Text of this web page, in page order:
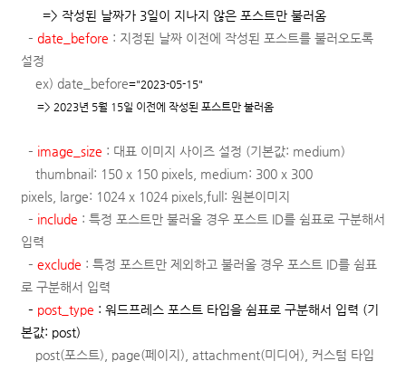
=> 작성된 날짜가 3일이 지나지 않은 포스트만 불러옴
– date_before : 지정된 날짜 이전에 작성된 포스트를 불러오도록
설정
ex) date_before="2023-05-15"
=> 2023년 5월 15일 이전에 작성된 포스트만 불러옴
– image_size : 대표 이미지 사이즈 설정 (기본값: medium)
thumbnail: 150 x 150 pixels, medium: 300 x 300
pixels,
large: 1024 x 1024 pixels, full: 원본이미지
– include : 특정 포스트만 불러올 경우 포스트 ID를 쉼표로 구분해서
입력
– exclude : 특정 포스트만 제외하고 불러올 경우 포스트 ID를 쉼표
로 구분해서 입력
– post_type : 워드프레스 포스트 타입을 쉼표로 구분해서 입력 (기
본값: post)
post(포스트), page(페이지), attachment(미디어), 커스텀 타입